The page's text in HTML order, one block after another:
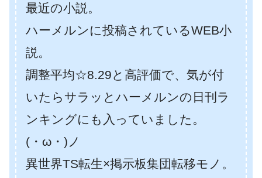
最近の小説。
ハーメルンに投稿されているWEB小
説。
調整平均☆8.29と高評価で、気が付
いたらサラッとハーメルンの日刊ラ
ンキングにも入っていました。
(・ω・)ノ
異世界TS転生×掲示板集団転移モノ。